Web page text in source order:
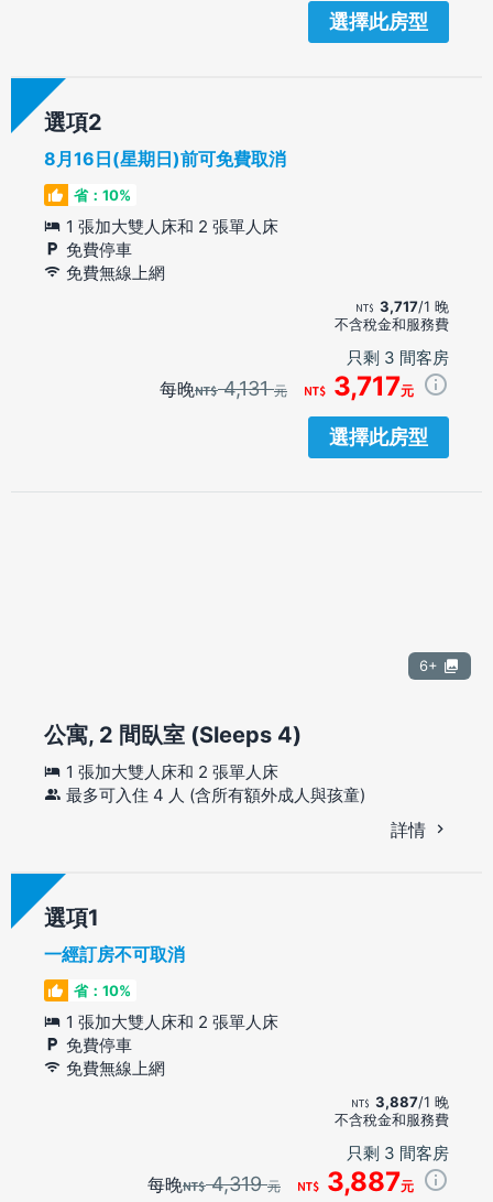
選擇此房型
選項
8月16日(星期日)前可免費取消
省：10%
1 張加大雙人床和 2 張單人床
免費停車
免費無線上網
3,717/1 晚
不含稅金和服務費
只剩 3 間客房
每晚 4,131元 3,717元
選擇此房型
6+
公寓, 2 間臥室 (Sleeps 4)
1 張加大雙人床和 2 張單人床
最多可入住 4 人 (含所有額外成人與孩童)
詳情
選項
一經訂房不可取消
省：10%
1 張加大雙人床和 2 張單人床
免費停車
免費無線上網
3,887/1 晚
不含稅金和服務費
只剩 3 間客房
每晚 4,319元 3,887元